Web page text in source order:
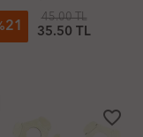
21
45.00 TL
35.50 TL
favorite_border